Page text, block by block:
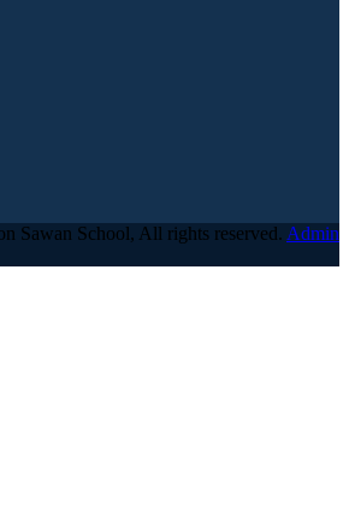
Sawan School, All rights reserved. Admin